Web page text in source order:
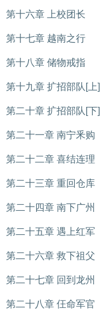
第十六章 上校团长
第十七章 越南之行
第十八章 储物戒指
第十九章 扩招部队[上]
第二十章 扩招部队[下]
第二十一章 南宁釆购
第二十二章 喜结连理
第二十三章 重回仓库
第二十四章 南下广州
第二十五章 遇上红军
第二十六章 救下祖父
第二十七章 回到龙州
第二十八章 仼命军官